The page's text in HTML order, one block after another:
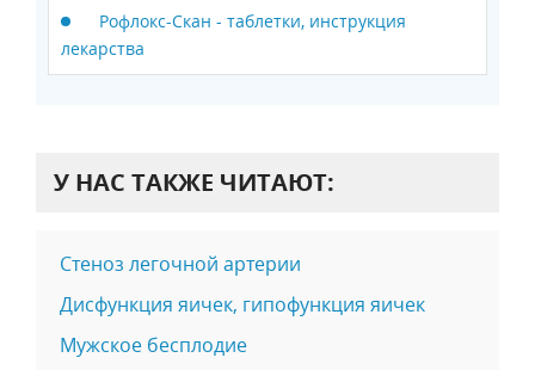
Рофлокс-Скан - таблетки, инструкция
лекарства
У НАС ТАКЖЕ ЧИТАЮТ:
Стеноз легочной артерии
Дисфункция яичек, гипофункция яичек
Мужское бесплодие